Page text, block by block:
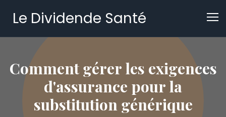
Le Dividende Santé
Comment gérer les exigences
d'assurance pour la
substitution générique